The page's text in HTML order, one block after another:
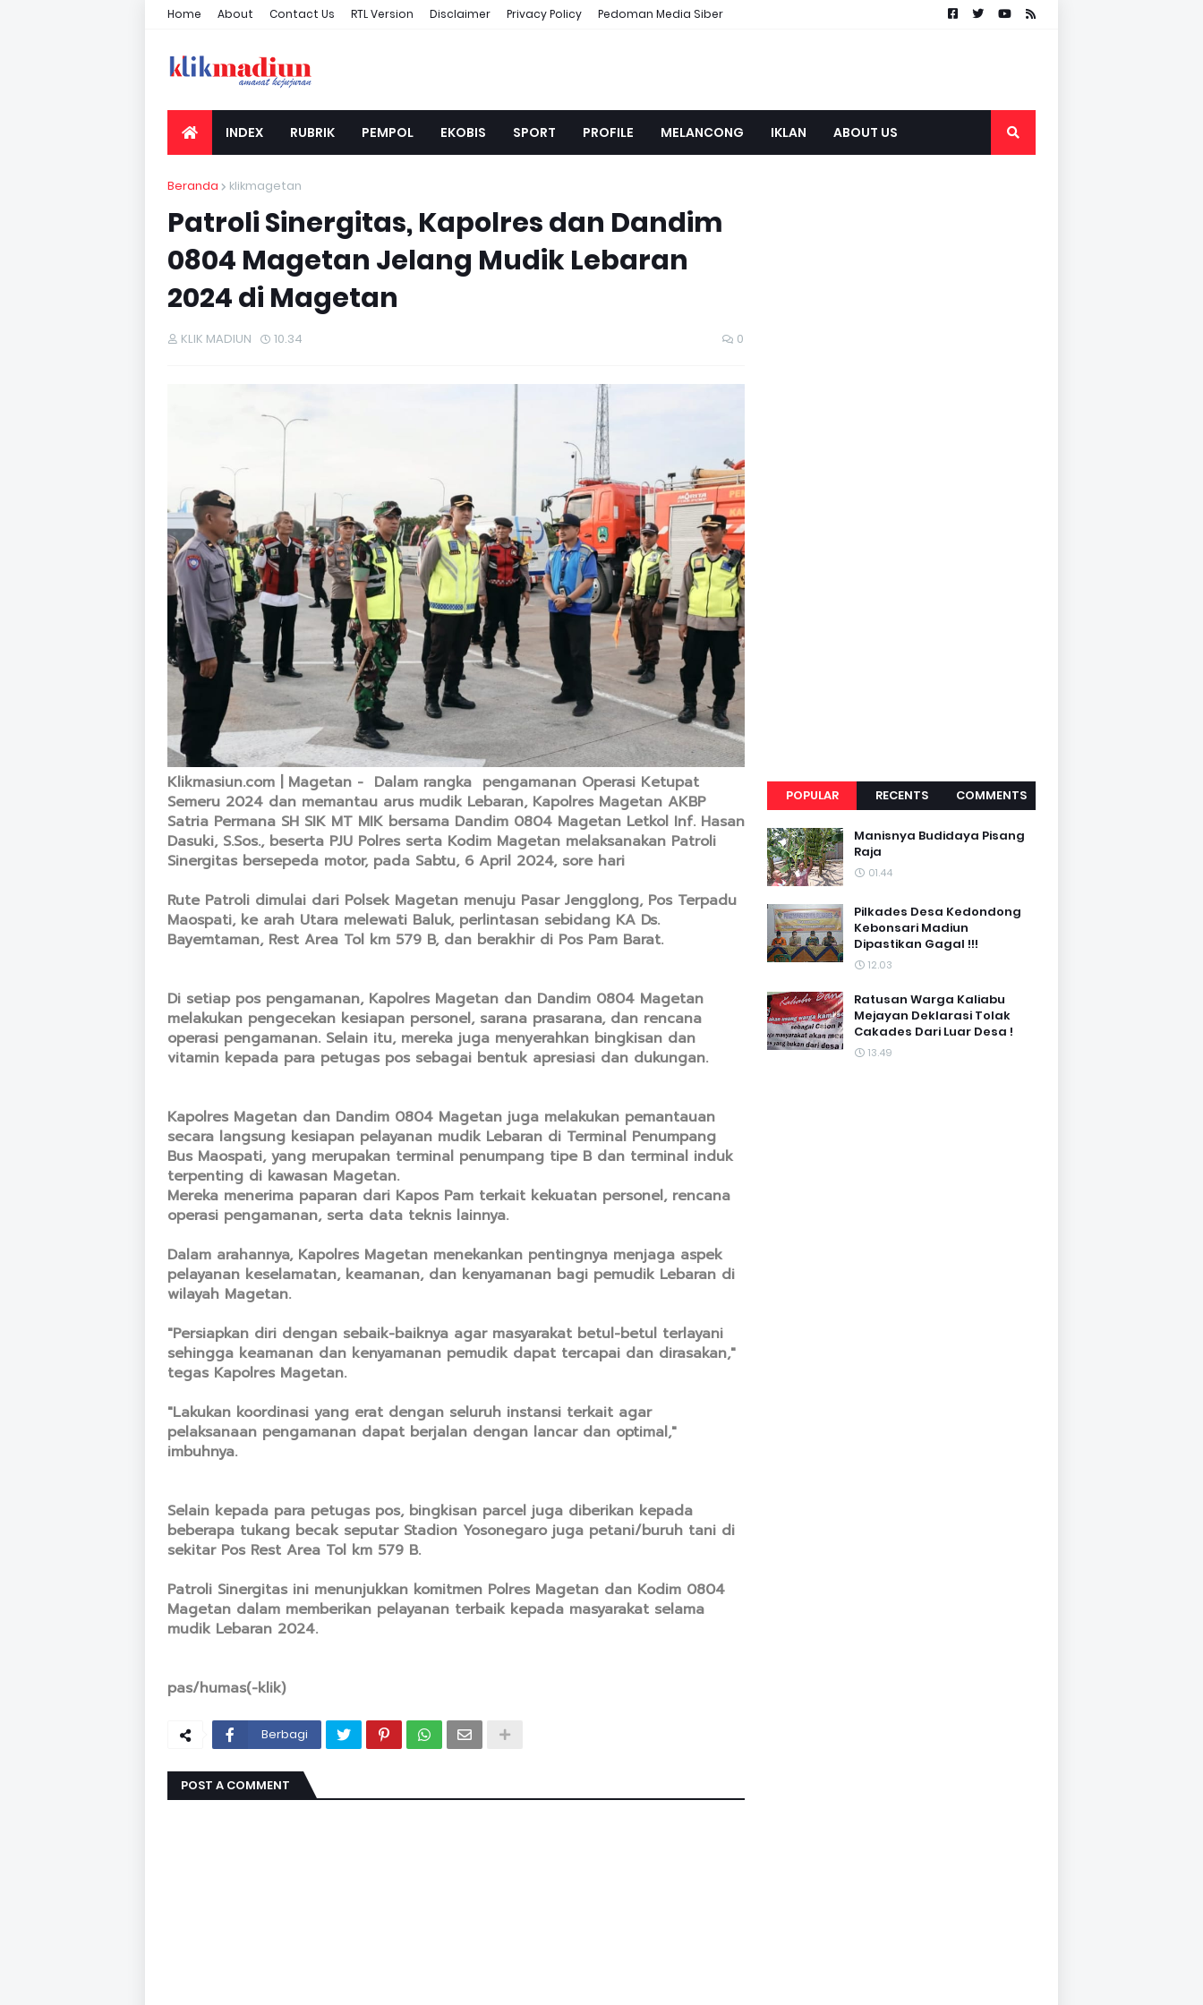
Home About Contact Us RTL Version Disclaimer Privacy Policy Pedoman Media Siber
INDEX RUBRIK PEMPOL EKOBIS SPORT PROFILE MELANCONG IKLAN ABOUT US
Beranda klikmagetan
Patroli Sinergitas, Kapolres dan Dandim
0804 Magetan Jelang Mudik Lebaran
2024 di Magetan
KLIK MADIUN 10.34 0
Klikmasiun.com | Magetan - Dalam rangka pengamanan Operasi Ketupat
Semeru 2024 dan memantau arus mudik Lebaran, Kapolres Magetan AKBP
Satria Permana SH SIK MT MIK bersama Dandim 0804 Magetan Letkol Inf. Hasan
Dasuki, S.Sos., beserta PJU Polres serta Kodim Magetan melaksanakan Patroli
Sinergitas bersepeda motor, pada Sabtu, 6 April 2024, sore hari
Rute Patroli dimulai dari Polsek Magetan menuju Pasar Jengglong, Pos Terpadu
Maospati, ke arah Utara melewati Baluk, perlintasan sebidang KA Ds.
Bayemtaman, Rest Area Tol km 579 B, dan berakhir di Pos Pam Barat.
Di setiap pos pengamanan, Kapolres Magetan dan Dandim 0804 Magetan
melakukan pengecekan kesiapan personel, sarana prasarana, dan rencana
operasi pengamanan. Selain itu, mereka juga menyerahkan bingkisan dan
vitamin kepada para petugas pos sebagai bentuk apresiasi dan dukungan.
Kapolres Magetan dan Dandim 0804 Magetan juga melakukan pemantauan
secara langsung kesiapan pelayanan mudik Lebaran di Terminal Penumpang
Bus Maospati, yang merupakan terminal penumpang tipe B dan terminal induk
terpenting di kawasan Magetan.
Mereka menerima paparan dari Kapos Pam terkait kekuatan personel, rencana
operasi pengamanan, serta data teknis lainnya.
Dalam arahannya, Kapolres Magetan menekankan pentingnya menjaga aspek
pelayanan keselamatan, keamanan, dan kenyamanan bagi pemudik Lebaran di
wilayah Magetan.
"Persiapkan diri dengan sebaik-baiknya agar masyarakat betul-betul terlayani
sehingga keamanan dan kenyamanan pemudik dapat tercapai dan dirasakan,"
tegas Kapolres Magetan.
"Lakukan koordinasi yang erat dengan seluruh instansi terkait agar
pelaksanaan pengamanan dapat berjalan dengan lancar dan optimal,"
imbuhnya.
Selain kepada para petugas pos, bingkisan parcel juga diberikan kepada
beberapa tukang becak seputar Stadion Yosonegaro juga petani/buruh tani di
sekitar Pos Rest Area Tol km 579 B.
Patroli Sinergitas ini menunjukkan komitmen Polres Magetan dan Kodim 0804
Magetan dalam memberikan pelayanan terbaik kepada masyarakat selama
mudik Lebaran 2024.
pas/humas(-klik)
Berbagi
POST A COMMENT
POPULAR RECENTS COMMENTS
Manisnya Budidaya Pisang
Raja
01.44
Pilkades Desa Kedondong
Kebonsari Madiun
Dipastikan Gagal !!!
12.03
Ratusan Warga Kaliabu
Mejayan Deklarasi Tolak
Cakades Dari Luar Desa !
13.49